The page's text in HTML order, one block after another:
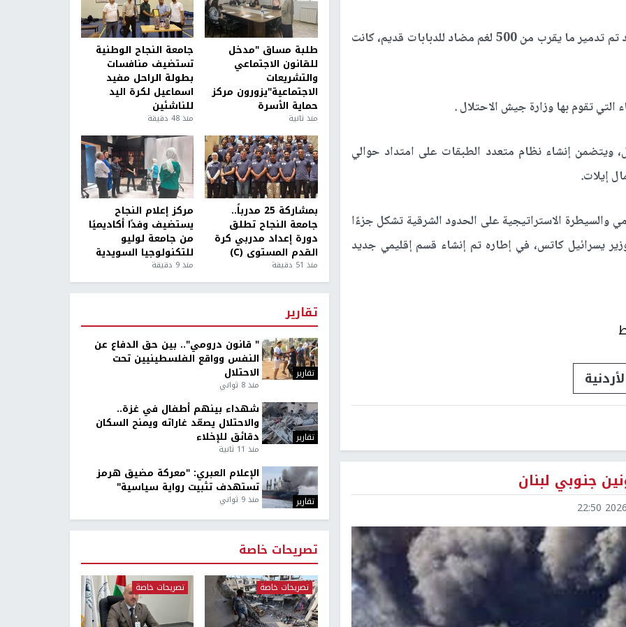
و نُفذ أمس تفجير مُتحكم به لثلاثة حقول ألغام. وقد تم تدمير ما يقرب من 500 لغم مضاد للدبابات قديم، كانت
التي تقوم بها وزارة جيش الاحتلال .
للمشروع بـ 5.5 مليار شيكل، ويتضمن إنشاء نظام متعدد الطبقات على امتداد حوالي
والسيطرة الاستراتيجية على الحدود الشرقية تشكل جزءًا
يسرائيل كاتس، في إطاره تم إنشاء قسم إقليمي جديد
جنوبي لبنان
2026-
طلبة مساق "مدخل
للقانون الاجتماعي
والتشريعات
الاجتماعية"يزورون مركز
حماية الأسرة
منذ ثانية
جامعة النجاح الوطنية
تستضيف منافسات
بطولة الراحل مفيد
اسماعيل لكرة اليد
للناشئين
منذ 48 دقيقة
بمشاركة 25 مدرباً..
جامعة النجاح تطلق
دورة إعداد مدربي كرة
القدم المستوى (C)
منذ 51 دقيقة
مركز إعلام النجاح
يستضيف وفدًا أكاديميًا
من جامعة لوليو
للتكنولوجيا السويدية
منذ 9 دقيقة
تقارير
تقارير
" قانون درومي".. بين حق الدفاع عن
النفس وواقع الفلسطينيين تحت
الاحتلال
منذ 8 ثواني
تقارير
شهداء بينهم أطفال في غزة..
والاحتلال يصعّد غاراته ويمنح السكان
دقائق للإخلاء
منذ 11 ثانية
تقارير
الإعلام العبري: "معركة مضيق هرمز
تستهدف تثبيت رواية سياسية"
منذ 9 ثواني
تصريحات خاصة
تصريحات خاصة تصريحات خاصة